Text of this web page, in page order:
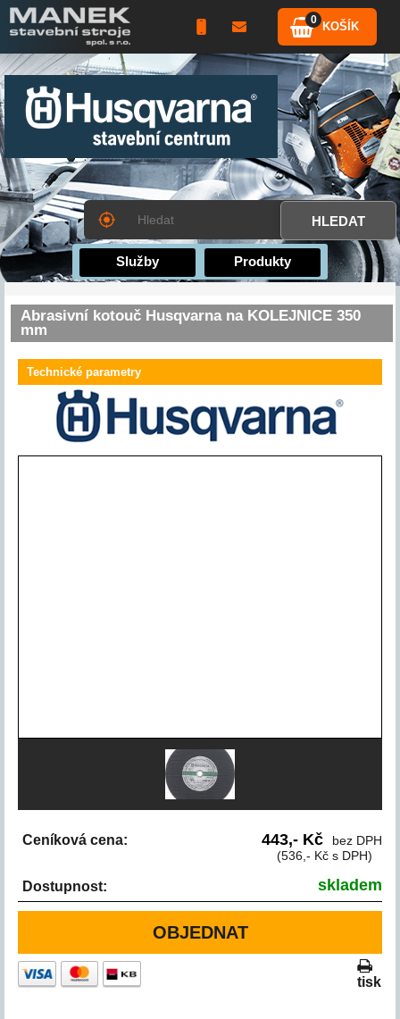
0 KOŠÍK
Služby Produkty
Abrasivní kotouč Husqvarna na KOLEJNICE 350
mm
Technické parametry
Ceníková cena: 443,- Kč
bez DPH
(536,- Kč s DPH)
Dostupnost: skladem
OBJEDNAT
tisk